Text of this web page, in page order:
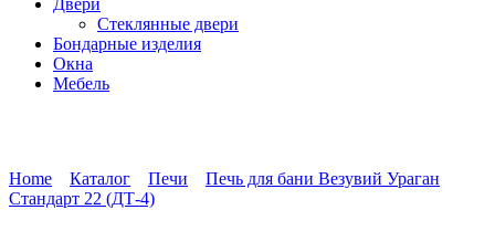
Двери
Стеклянные двери
Бондарные изделия
Окна
Мебель
Home Каталог Печи
Печь для бани Везувий Ураган
Стандарт 22 (ДТ-4)